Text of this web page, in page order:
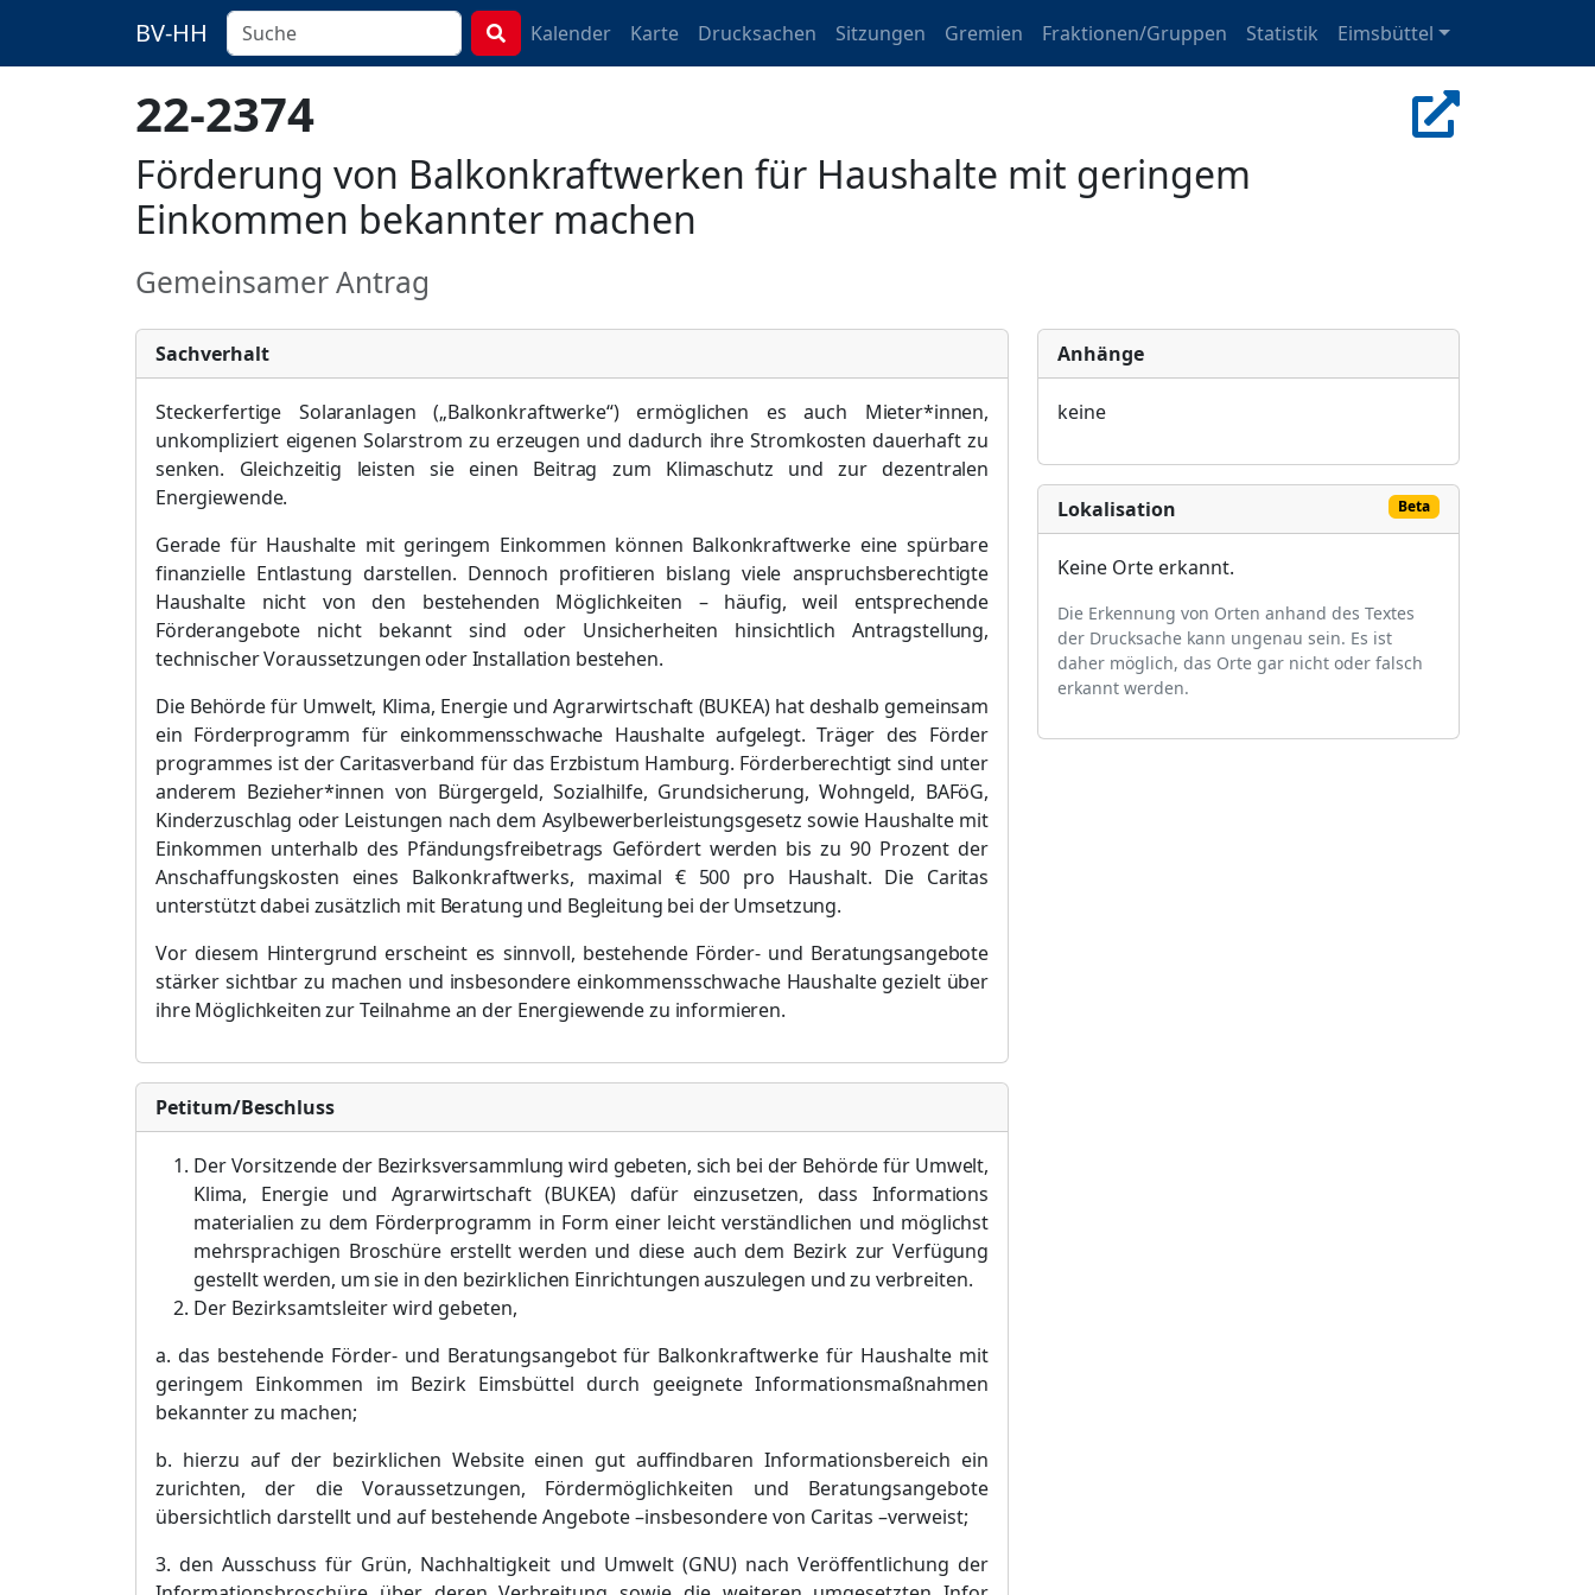
BV-HH Kalender Karte Drucksachen Sitzungen Gremien Fraktionen/Gruppen Statistik Eimsbüttel
22-2374
Förderung von Balkonkraftwerken für Haushalte mit geringem
Einkommen bekannter machen
Gemeinsamer Antrag
Sachverhalt
Steckerfertige Solaranlagen („Balkonkraftwerke“) ermöglichen es auch Mieter*innen,
unkompliziert eigenen Solarstrom zu erzeugen und dadurch ihre Stromkosten dauerhaft zu
senken. Gleichzeitig leisten sie einen Beitrag zum Klimaschutz und zur dezentralen
Energiewende.
Gerade für Haushalte mit geringem Einkommen können Balkonkraftwerke eine spürbare
finanzielle Entlastung darstellen. Dennoch profitieren bislang viele anspruchsberechtigte
Haushalte nicht von den bestehenden Möglichkeiten –häufig, weil entsprechende
Förderangebote nicht bekannt sind oder Unsicherheiten hinsichtlich Antragstellung,
technischer Voraussetzungen oder Installation bestehen.
Die Behörde für Umwelt, Klima, Energie und Agrarwirtschaft (BUKEA) hat deshalb gemeinsam
ein Förderprogramm für einkommensschwache Haushalte aufgelegt. Träger des Förder
programmes ist der Caritasverband für das Erzbistum Hamburg. Förderberechtigt sind unter
anderem Bezieher*innen von Bürgergeld, Sozialhilfe, Grundsicherung, Wohngeld, BAFöG,
Kinderzuschlag oder Leistungen nach dem Asylbewerberleistungsgesetz sowie Haushalte mit
Einkommen unterhalb des Pfändungsfreibetrags Gefördert werden bis zu 90 Prozent der
Anschaffungskosten eines Balkonkraftwerks, maximal € 500 pro Haushalt. Die Caritas
unterstützt dabei zusätzlich mit Beratung und Begleitung bei der Umsetzung.
Vor diesem Hintergrund erscheint es sinnvoll, bestehende Förder- und Beratungsangebote
stärker sichtbar zu machen und insbesondere einkommensschwache Haushalte gezielt über
ihre Möglichkeiten zur Teilnahme an der Energiewende zu informieren.
Petitum/Beschluss
Der Vorsitzende der Bezirksversammlung wird gebeten, sich bei der Behörde für Umwelt,
Klima, Energie und Agrarwirtschaft (BUKEA) dafür einzusetzen, dass Informations
materialien zu dem Förderprogramm in Form einer leicht verständlichen und möglichst
mehrsprachigen Broschüre erstellt werden und diese auch dem Bezirk zur Verfügung
gestellt werden, um sie in den bezirklichen Einrichtungen auszulegen und zu verbreiten.
Der Bezirksamtsleiter wird gebeten,
a. das bestehende Förder- und Beratungsangebot für Balkonkraftwerke für Haushalte mit
geringem Einkommen im Bezirk Eimsbüttel durch geeignete Informationsmaßnahmen
bekannter zu machen;
b. hierzu auf der bezirklichen Website einen gut auffindbaren Informationsbereich ein
zurichten, der die Voraussetzungen, Fördermöglichkeiten und Beratungsangebote
übersichtlich darstellt und auf bestehende Angebote–insbesondere von Caritas –verweist;
3. den Ausschuss für Grün, Nachhaltigkeit und Umwelt (GNU) nach Veröffentlichung der
Anhänge
keine
Lokalisation Beta
Keine Orte erkannt.
Die Erkennung von Orten anhand des Textes
der Drucksache kann ungenau sein. Es ist
daher möglich, das Orte gar nicht oder falsch
erkannt werden.